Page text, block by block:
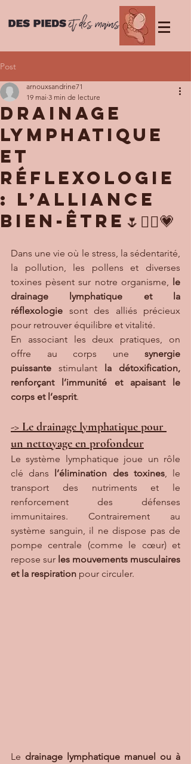
Post
Drainage
lymphatique
et
réflexologie
: l’alliance
bien-être🌷🧘‍♀️💗
arnouxsandrine71
19 mai 3 min de lecture
Dans une vie où le stress, la sédentarité,
la pollution, les pollens et diverses
toxines pèsent sur notre organisme, le
drainage lymphatique et la
réflexologie sont des alliés précieux
pour retrouver équilibre et vitalité.
En associant les deux pratiques, on
offre au corps une synergie
puissante stimulant la détoxification,
renforçant l’immunité et apaisant le
corps et l’esprit.
-> Le drainage lymphatique pour
un nettoyage en profondeur
Le système lymphatique joue un rôle
clé dans l’élimination des toxines, le
transport des nutriments et le
renforcement des défenses
immunitaires. Contrairement au
système sanguin, il ne dispose pas de
pompe centrale (comme le cœur) et
repose sur les mouvements musculaires
et la respiration pour circuler.
Le drainage lymphatique manuel ou à